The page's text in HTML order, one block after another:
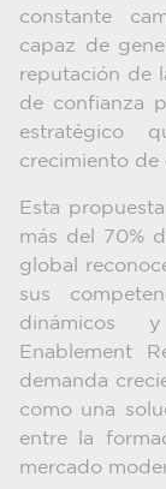
constante
capaz de
reputación de
de confianza
estratégico
crecimiento de
Esta
más del 70%
global
sus
dinámicos
Enablement
demanda
como una
entre la
mercado